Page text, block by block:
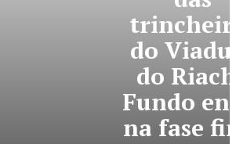
do
do
Fundo
na fase